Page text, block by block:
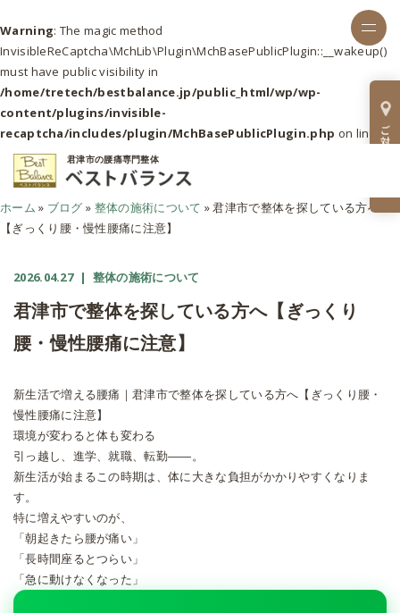
Warning: The magic method
InvisibleReCaptcha\MchLib\Plugin\MchBasePublicPlugin::__wakeup()
must have public visibility in
/home/tretech/bestbalance.jp/public_html/wp/wp-
content/plugins/invisible-
recaptcha/includes/plugin/MchBasePublicPlugin.php on line 37
君津市の腰痛専門整体
ホーム » ブログ » 整体の施術について »君津市で整体を探している方へ
【ぎっくり腰・慢性腰痛に注意】
2026.04.27| 整体の施術について
君津市で整体を探している方へ【ぎっくり
腰・慢性腰痛に注意】
新生活で増える腰痛｜君津市で整体を探している方へ【ぎっくり腰・
慢性腰痛に注意】
環境が変わると体も変わる
引っ越し、進学、就職、転勤――。
新生活が始まるこの時期は、体に大きな負担がかかりやすくなりま
す。
特に増えやすいのが、
「朝起きたら腰が痛い」
「長時間座るとつらい」
「急に動けなくなった」